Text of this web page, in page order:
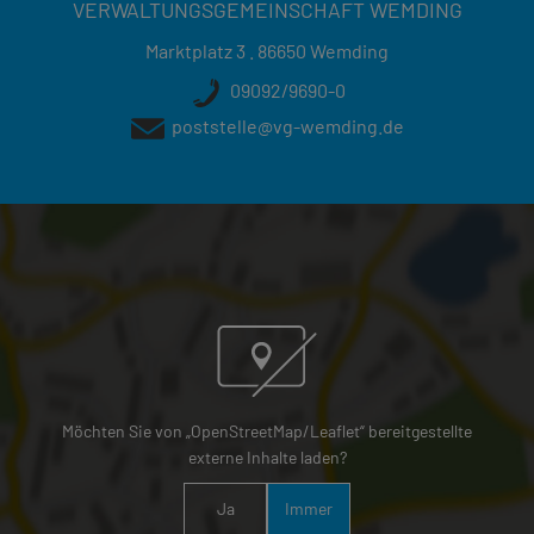
VERWALTUNGSGEMEINSCHAFT WEMDING
Marktplatz 3 . 86650 Wemding
09092/9690-0
poststelle@vg-wemding.de
Möchten Sie von „OpenStreetMap/Leaflet“ bereitgestellte
externe Inhalte laden?
Ja Immer